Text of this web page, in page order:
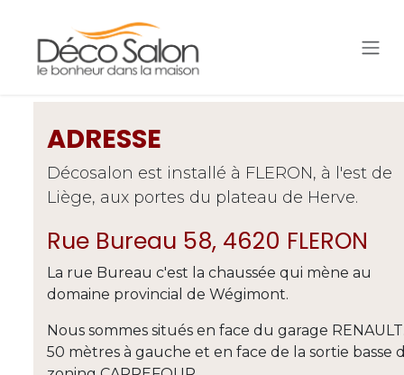
ADRESSE
Décosalon est installé à FLERON, à l'est de
Liège, aux portes du plateau de Herve.
Rue Bureau 58, 4620 FLERON
La rue Bureau c'est la chaussée qui mène au
domaine provincial de Wégimont.
Nous sommes situés en face du garage
50 mètres à gauche et en face de la sortie basse